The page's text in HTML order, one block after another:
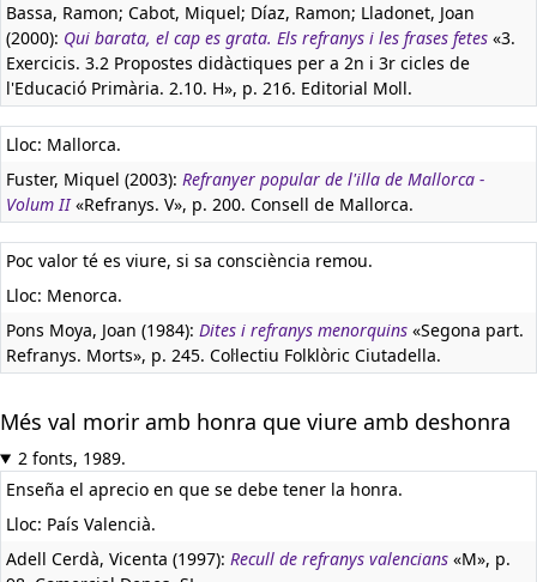
Bassa, Ramon; Cabot, Miquel; Díaz, Ramon; Lladonet, Joan
(2000): Qui barata, el cap es grata. Els refranys i les frases fetes «3.
Exercicis. 3.2 Propostes didàctiques per a 2n i 3r cicles de
l'Educació Primària. 2.10. H», p. 216. Editorial Moll.
Lloc: Mallorca.
Fuster, Miquel (2003): Refranyer popular de l'illa de Mallorca -
Volum II«Refranys. V», p. 200. Consell de Mallorca.
Poc valor té es viure, si sa consciència remou.
Lloc: Menorca.
Pons Moya, Joan (1984): Dites i refranys menorquins «Segona part.
Refranys. Morts», p. 245. Col·lectiu Folklòric Ciutadella.
Més val morir amb honra que viure amb deshonra
2 fonts, 1989.
Enseña el aprecio en que se debe tener la honra.
Lloc: País Valencià.
Adell Cerdà, Vicenta (1997): Recull de refranys valencians «M», p.